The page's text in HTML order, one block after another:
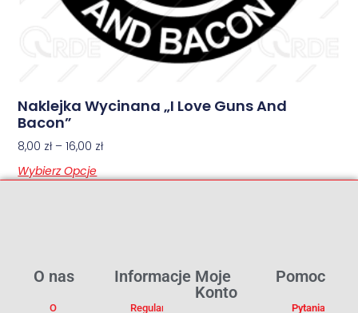
Naklejka Wycinana „I Love Guns And
Bacon”
8,00 zł – 16,00 zł
Wybierz Opcje
Pomoc
Pytania I
Moje
Konto
Informacje
Regulamin
O nas
O